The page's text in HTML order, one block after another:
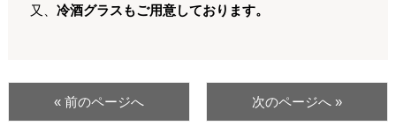
又、 冷酒グラスもご用意しております。
« 前のページへ 次のページへ »